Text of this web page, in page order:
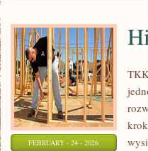
FEBRUARY - 24 - 2026